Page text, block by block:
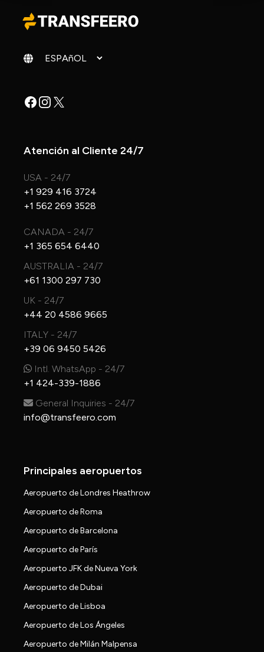
Cambiar idioma
Facebook
Instagram
X
Atención al Cliente 24/7
USA - 24/7
+1 929 416 3724
+1 562 269 3528
CANADA - 24/7
+1 365 654 6440
AUSTRALIA - 24/7
+61 1300 297 730
UK - 24/7
+44 20 4586 9665
ITALY - 24/7
+39 06 9450 5426
Intl. WhatsApp - 24/7
+1 424-339-1886
General Inquiries - 24/7
info@transfeero.com
Principales aeropuertos
Aeropuerto de Londres Heathrow
Aeropuerto de Roma
Aeropuerto de Barcelona
Aeropuerto de París
Aeropuerto JFK de Nueva York
Aeropuerto de Dubai
Aeropuerto de Lisboa
Aeropuerto de Los Ángeles
Aeropuerto de Milán Malpensa